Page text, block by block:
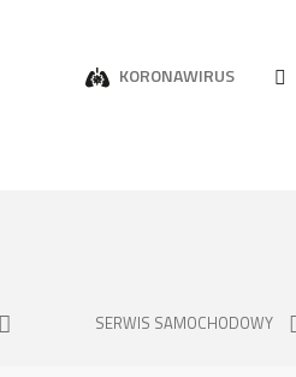
KORONAWIRUS
SERWIS SAMOCHODOWY